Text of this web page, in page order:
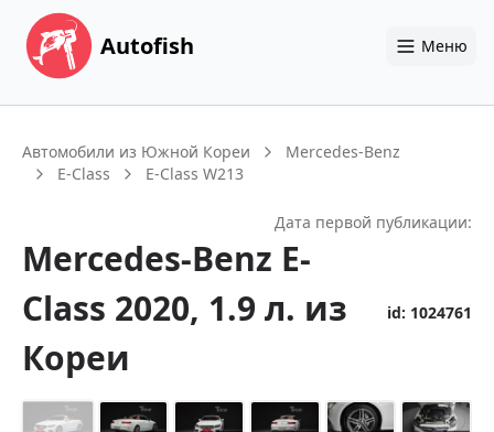
Autofish Меню
Автомобили из Южной Кореи
Mercedes-Benz
E-Class
E-Class W213
Дата первой публикации:
Mercedes-Benz E-
Class 2020, 1.9 л. из
Кореи
id: 1024761